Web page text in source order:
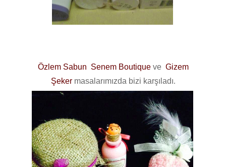
Özlem Sabun Senem Boutiqueve Gizem
Şekermasalarımızda bizi karşıladı.